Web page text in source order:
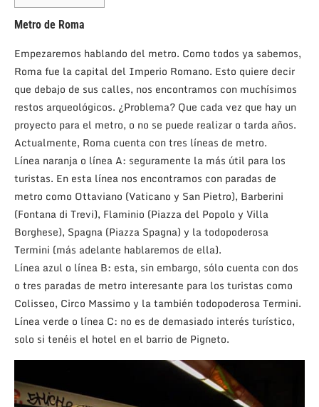
Metro de Roma
Empezaremos hablando del metro. Como todos ya sabemos,
Roma fue la capital del Imperio Romano. Esto quiere decir
que debajo de sus calles, nos encontramos con muchísimos
restos arqueológicos. ¿Problema? Que cada vez que hay un
proyecto para el metro, o no se puede realizar o tarda años.
Actualmente, Roma cuenta con tres líneas de metro.
Línea naranja o línea A: seguramente la más útil para los
turistas. En esta línea nos encontramos con paradas de
metro como Ottaviano (Vaticano y San Pietro), Barberini
(Fontana di Trevi), Flaminio (Piazza del Popolo y Villa
Borghese), Spagna (Piazza Spagna) y la todopoderosa
Termini (más adelante hablaremos de ella).
Línea azul o línea B: esta, sin embargo, sólo cuenta con dos
o tres paradas de metro interesante para los turistas como
Colisseo, Circo Massimo y la también todopoderosa Termini.
Línea verde o línea C: no es de demasiado interés turístico,
solo si tenéis el hotel en el barrio de Pigneto.